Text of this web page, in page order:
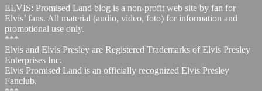
ELVIS: Promised Land blog is a non-profit web site by fan for
Elvis’ fans. All material (audio, video, foto) for information and
promotional use only.
***
Elvis and Elvis Presley are Registered Trademarks of Elvis Presley
Enterprises Inc.
Elvis Promised Land is an officially recognized Elvis Presley
Fanclub.